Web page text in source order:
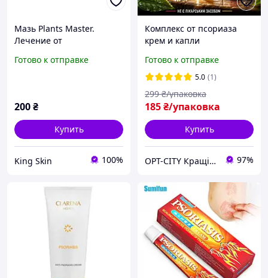
Мазь Plants Master.
Лечение от
потницы, аллергии,
Готово к отправке
200₴
Купить
King Skin 100%
Комплекс от псориаза
крем и капли
кожей Inderma
природная формула city-
4074
Готово к отправке
5.0 (1)
185₴/упаковка
299 ₴/упаковка
Купить
OPT-CITY Кращі ціни в інтернеті 97%